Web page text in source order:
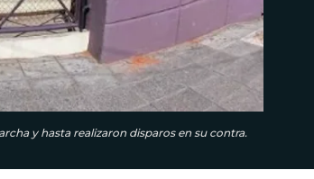
y hasta realizaron disparos en su contra.